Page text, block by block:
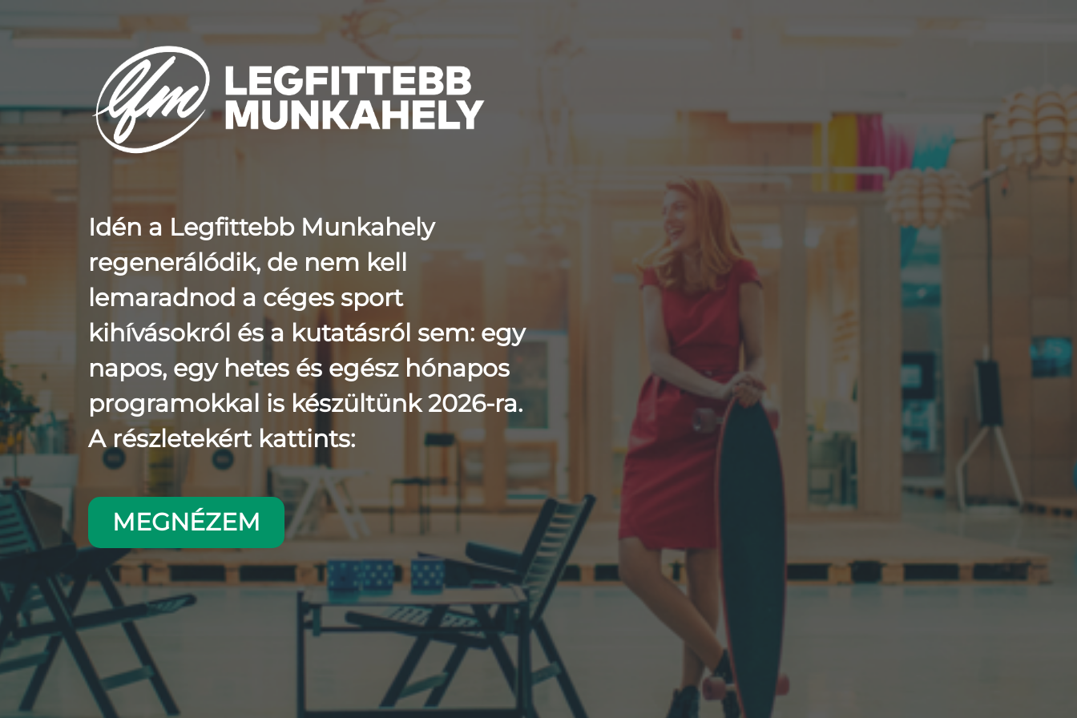
Idén a Legfittebb Munkahely
regenerálódik, de nem kell
lemaradnod a céges sport
kihívásokról és a kutatásról sem: egy
napos, egy hetes és egész hónapos
programokkal is készültünk 2026-ra.
A részletekért kattints:
MEGNÉZEM